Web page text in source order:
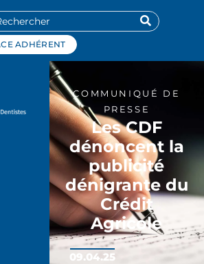
ADHÉRENT
COMMUNIQUÉ DE
PRESSE
Les CDF
dénoncent la
publicité
dénigrante du
Crédit
Agricole
09.04.25
cookies